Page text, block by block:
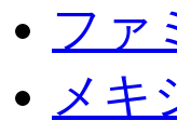
ファ
メキ